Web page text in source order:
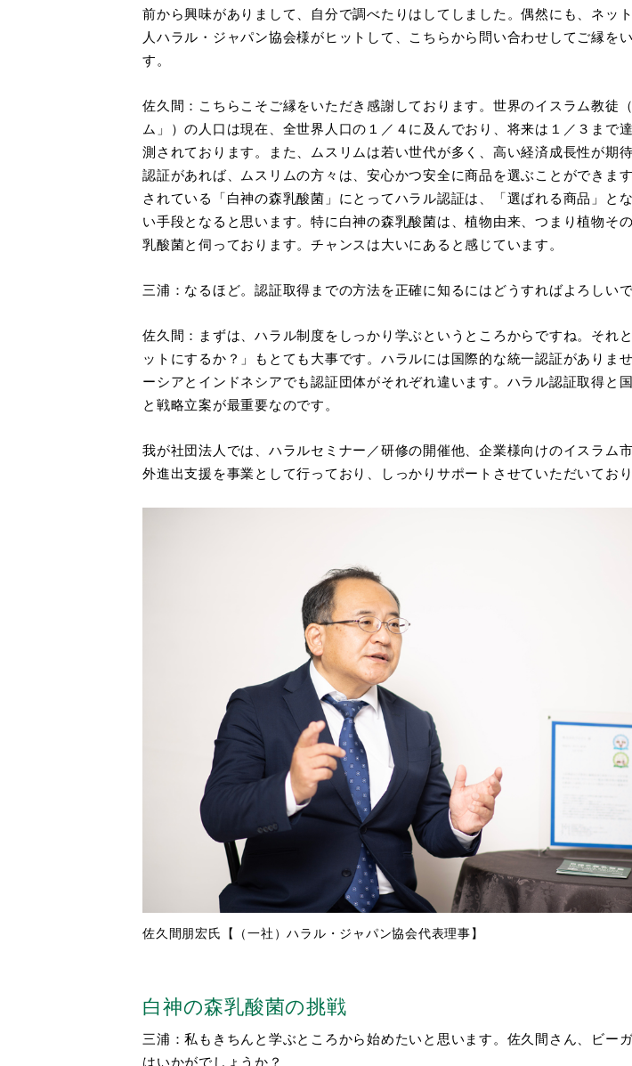
前から興味がありまして、自分で調べたりはしてしました。偶然にも、ネッ
人ハラル・ジャパン協会様がヒットして、こちらから問い合わせしてご縁を
す。
佐久間：こちらこそご縁をいただき感謝しております。世界のイスラム教徒
ム」）の人口は現在、全世界人口の１／４に及んでおり、将来は１／３まで
測されております。また、ムスリムは若い世代が多く、高い経済成長性が期
認証があれば、ムスリムの方々は、安心かつ安全に商品を選ぶことができま
されている「白神の森乳酸菌」にとってハラル認証は、「選ばれる商品」と
い手段となると思います。特に白神の森乳酸菌は、植物由来、つまり植物そ
乳酸菌と伺っております。チャンスは大いにあると感じています。
三浦：なるほど。認証取得までの方法を正確に知るにはどうすればよろしい
佐久間：まずは、ハラル制度をしっかり学ぶというところからですね。それ
ットにするか？」もとても大事です。ハラルには国際的な統一認証がありま
ーシアとインドネシアでも認証団体がそれぞれ違います。ハラル認証取得と
と戦略立案が最重要なのです。
我が社団法人では、ハラルセミナー／研修の開催他、企業様向けのイスラム
外進出支援を事業として行っており、しっかりサポートさせていただいており
佐久間朋宏氏【（一社）ハラル・ジャパン協会代表理事】
白神の森乳酸菌の挑戦
三浦：私もきちんと学ぶところから始めたいと思います。佐久間さん、ビー
はいかがでしょうか？